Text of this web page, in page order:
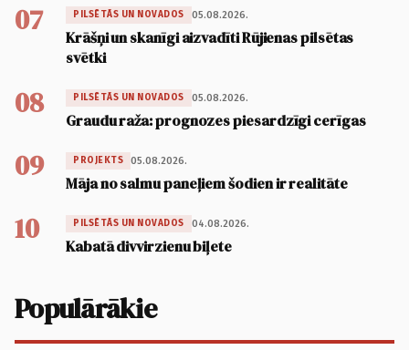
07 PILSĒTĀS UN NOVADOS 05.08.2026.
Krāšņi un skanīgi aizvadīti Rūjienas pilsētas
svētki
08 PILSĒTĀS UN NOVADOS 05.08.2026.
Graudu raža: prognozes piesardzīgi cerīgas
09 PROJEKTS 05.08.2026.
Māja no salmu paneļiem šodien ir realitāte
10 PILSĒTĀS UN NOVADOS 04.08.2026.
Kabatā divvirzienu biļete
Populārākie